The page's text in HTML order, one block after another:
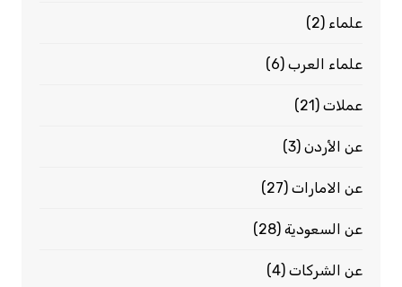
علماء (2)
علماء العرب(6)
عملات(21)
عن الأردن(3)
عن الامارات(27)
عن السعودية(28)
عن الشركات(4)